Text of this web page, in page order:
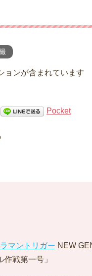
ョンが含まれています
Pocket
マントリガー NEW
戦第一号」